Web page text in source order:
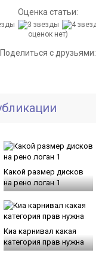
Оценка статьи:
оценок нет)
Поделиться с друзьями:
Какой размер дисков
на рено логан 1
Киа карнивал какая
категория прав нужна